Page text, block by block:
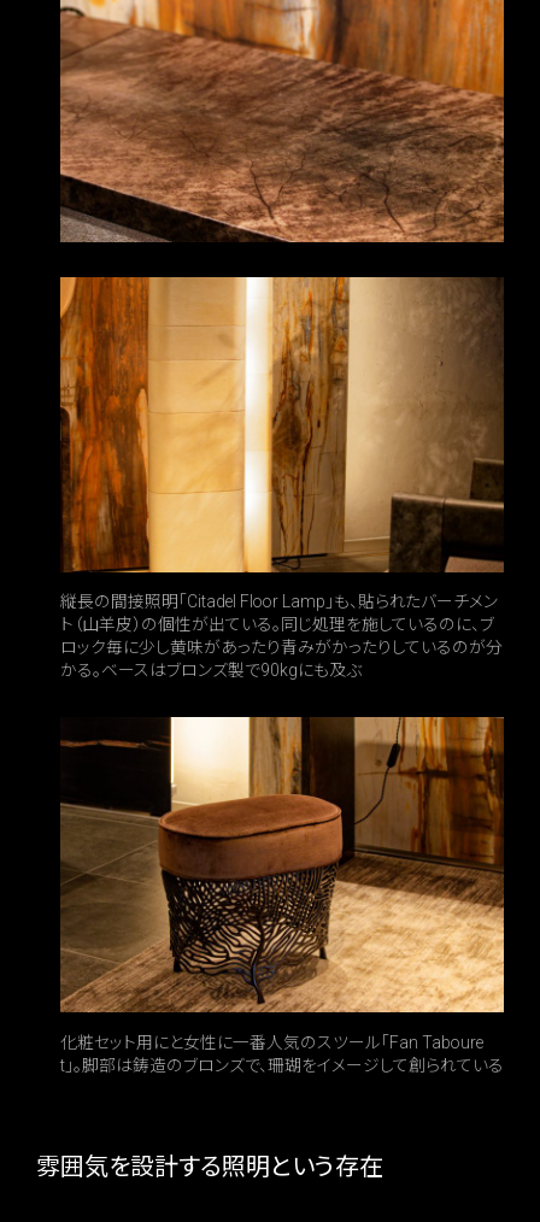
縦長の間接照明「Citadel Floor Lamp」も、貼られたバーチメン
ト（山羊皮）の個性が出ている。同じ処理を施しているのに、ブ
ロック毎に少し黄味があったり青みがかったりしているのが分
かる。ベースはブロンズ製で90kgにも及ぶ
化粧セット用にと女性に一番人気のスツール「Fan Taboure
t」。脚部は鋳造のブロンズで、珊瑚をイメージして創られている
雰囲気を設計する照明という存在